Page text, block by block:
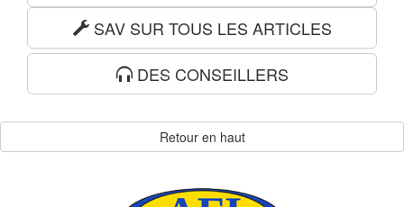
SAV SUR TOUS LES ARTICLES
DES CONSEILLERS
Retour en haut